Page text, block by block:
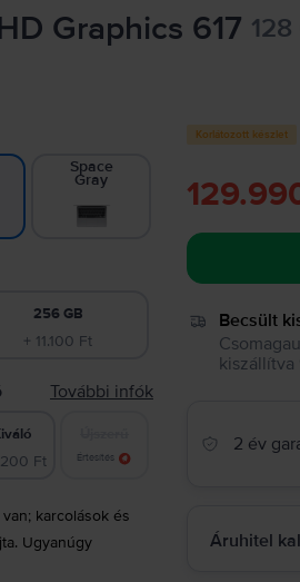
Graphics 617
Space
Gray
256 GB
+ 11.100 Ft
További infók
Ft Értesítés
karcolások és
Ugyanúgy
Korlátozott készlet
Becsült
kiszállítva
2 év
Áruhitel